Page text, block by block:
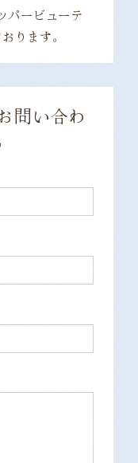
パービューテ
ります。
問い合わ